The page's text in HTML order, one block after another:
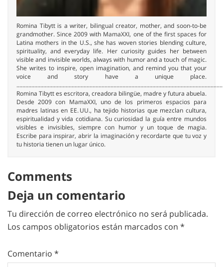
Romina Tibytt is a writer, bilingual creator, mother, and soon-to-be
grandmother. Since 2009 with MamaXXI, one of the first spaces for
Latina mothers in the U.S., she has woven stories blending culture,
spirituality, and everyday life. Her curiosity guides her between
visible and invisible worlds, always with humor and a touch of magic.
She writes to inspire, open imagination, and remind you that your
voice and story have a unique place.
Romina Tibytt es escritora, creadora bilingüe, madre y futura abuela.
Desde 2009 con MamaXXI, uno de los primeros espacios para
madres latinas en EE. UU., ha tejido historias que mezclan cultura,
espiritualidad y vida cotidiana. Su curiosidad la guía entre mundos
visibles e invisibles, siempre con humor y un toque de magia.
Escribe para inspirar, abrir la imaginación y recordarte que tu voz y
tu historia tienen un lugar único.
Comments
Deja un comentario
Tu dirección de correo electrónico no será publicada.
Los campos obligatorios están marcados con *
Comentario *